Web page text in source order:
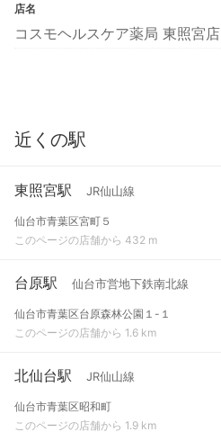
店名
コスモヘルスケア薬局 東照宮店
近くの駅
東照宮駅 JR仙山線
仙台市青葉区宮町５
このページの店舗から 432 m
台原駅 仙台市営地下鉄南北線
仙台市青葉区台原森林公園１-１
このページの店舗から 1.6 km
北仙台駅 JR仙山線
仙台市青葉区昭和町
このページの店舗から 1.9 km